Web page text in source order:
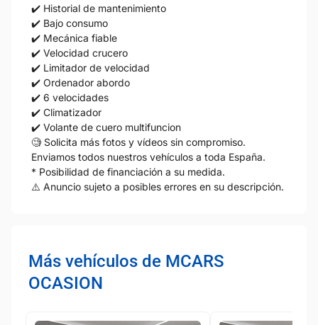
✔️ Historial de mantenimiento
✔️ Bajo consumo
✔️ Mecánica fiable
✔️ Velocidad crucero
✔️ Limitador de velocidad
✔️ Ordenador abordo
✔️ 6 velocidades
✔️ Climatizador
✔️ Volante de cuero multifuncion
🧐 Solicita más fotos y vídeos sin compromiso.
Enviamos todos nuestros vehículos a toda España.
* Posibilidad de financiación a su medida.
⚠️ Anuncio sujeto a posibles errores en su descripción.
Más vehículos de MCARS
OCASION